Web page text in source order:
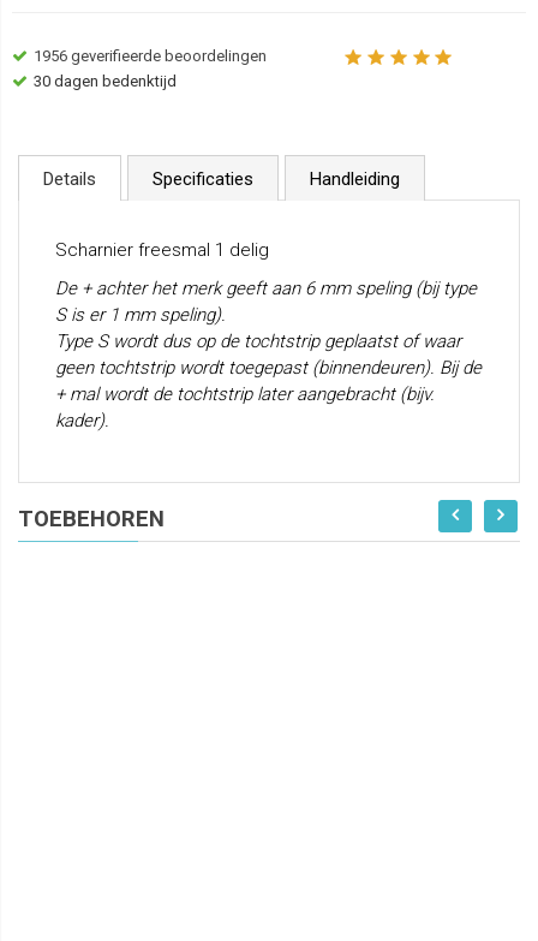
1956 geverifieerde beoordelingen
30 dagen bedenktijd
Details Specificaties Handleiding
Scharnier freesmal 1 delig
De + achter het merk geeft aan 6 mm speling (bij type
S is er 1 mm speling).
Type S wordt dus op de tochtstrip geplaatst of waar
geen tochtstrip wordt toegepast (binnendeuren). Bij de
+ mal wordt de tochtstrip later aangebracht (bijv.
kader).
TOEBEHOREN